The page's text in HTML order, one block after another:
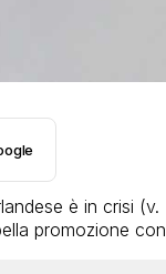
è in crisi (v.
promozione con